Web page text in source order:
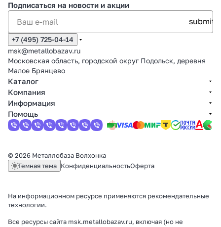
Подписаться на новости и акции
+7 (495) 725-04-14
msk@metallobazav.ru
Московская область, городской округ Подольск, деревня
Малое Брянцево
Каталог
Компания
Информация
Помощь
© 2026 Металлобаза Волхонка
Темная тема КонфиденциальностьОферта
На информационном ресурсе применяются рекомендательные
технологии.
Все ресурсы сайта msk.metallobazav.ru, включая (но не